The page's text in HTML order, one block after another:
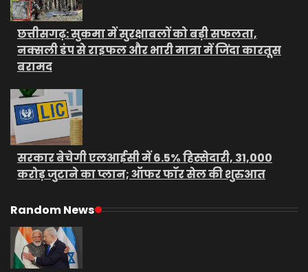
छत्तीसगढ़: सुकमा में सुरक्षाबलों को बड़ी सफलता,
नक्सली डंप से राइफल और भारी मात्रा में जिंदा कारतूस
बरामद
सरकार बेचेगी एलआईसी में 6.5% हिस्सेदारी, 31,000
करोड़ जुटाने का प्लान; ऑफर फॉर सेल की शुरुआत
Random News